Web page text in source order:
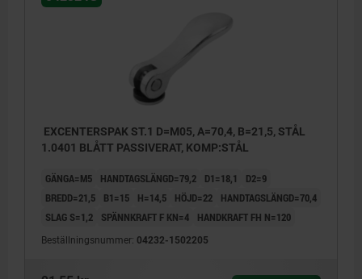
EXCENTERSPAK ST.1 D=M05, A=70,4, B=21,5, STÅL
1.0401 BLÅTT PASSIVERAT, KOMP:STÅL
GÄNGA=M5 HANDTAGSLÄNGD=79,2 D1=18,1
D2=9
BREDD=21,5
B1=15 H=14,5 HÖJD=22
HANDTAGSLÄNGD=70,4
SLAG S=1,2
SPÄNNKRAFT F KN=4 HANDKRAFT FH N=120
Beställningsnummer: 04232-1502205